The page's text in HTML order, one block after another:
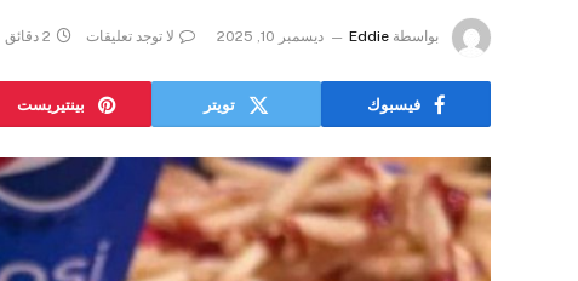
بواسطة Eddie ديسمبر 10, 2025 لا توجد تعليقات 2 دقائق
فيسبوك تويتر بينتيريست